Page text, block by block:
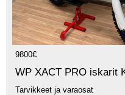
9800€
WP XACT PRO iskarit
Tarvikkeet ja varaosat